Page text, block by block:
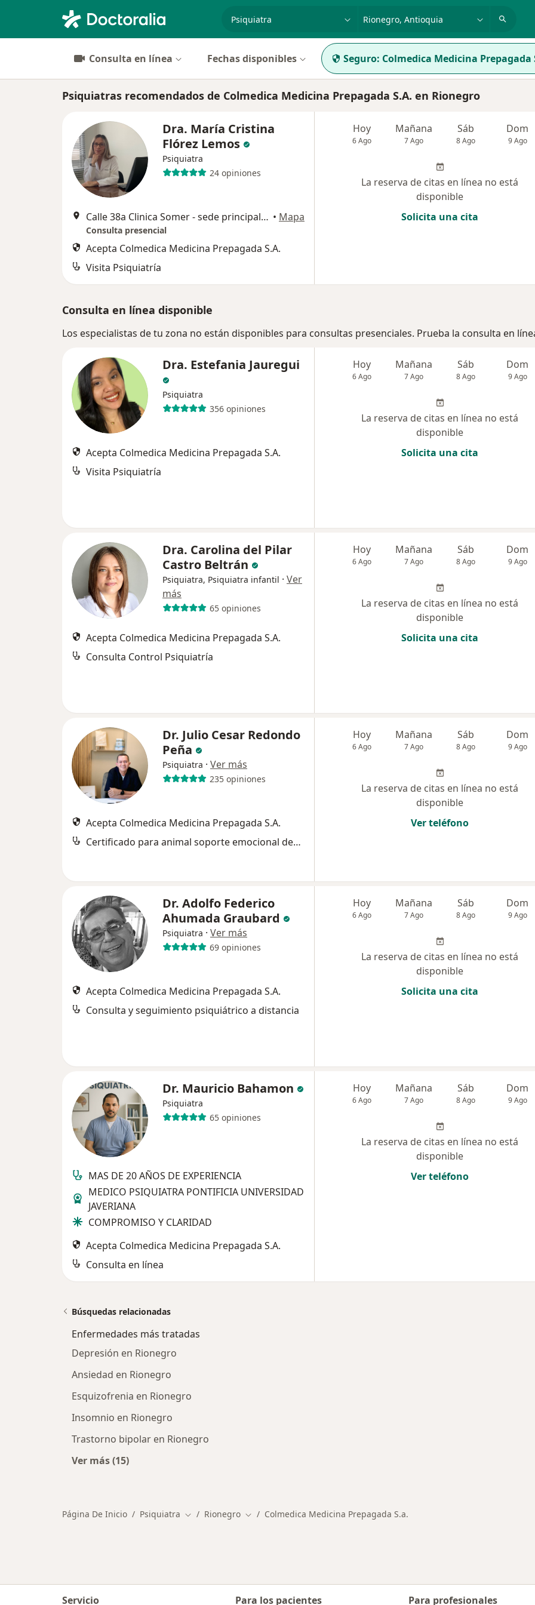
Consulta en línea Fechas disponibles Seguro: Colmedica Medicina Prepagada
Psiquiatras recomendados de Colmedica Medicina Prepagada S.A. en Rionegro
Dra. María Cristina
Flórez Lemos
Psiquiatra
24 opiniones
Calle 38a Clinica Somer - sede principal, Rionegro • Mapa
Consulta presencial
Acepta Colmedica Medicina Prepagada S.A.
Visita Psiquiatría
Hoy
6 Ago
Mañana
7 Ago
Sáb
8 Ago
Dom
9 Ago
La reserva de citas en línea no está
disponible
Solicita una cita
Consulta en línea disponible
Los especialistas de tu zona no están disponibles para consultas presenciales. Prueba la consulta en
Dra. Estefania Jauregui
Psiquiatra
356 opiniones
Acepta Colmedica Medicina Prepagada S.A.
Visita Psiquiatría
Hoy
6 Ago
Mañana
7 Ago
Sáb
8 Ago
Dom
9 Ago
La reserva de citas en línea no está
disponible
Solicita una cita
Dra. Carolina del Pilar
Castro Beltrán
Psiquiatra, Psiquiatra infantil · Ver
más
65 opiniones
Acepta Colmedica Medicina Prepagada S.A.
Consulta Control Psiquiatría
Hoy
6 Ago
Mañana
7 Ago
Sáb
8 Ago
Dom
9 Ago
La reserva de citas en línea no está
disponible
Solicita una cita
Dr. Julio Cesar Redondo
Peña
Psiquiatra · Ver más
235 opiniones
Acepta Colmedica Medicina Prepagada S.A.
Certificado para animal soporte emocional de viaje
Hoy
6 Ago
Mañana
7 Ago
Sáb
8 Ago
Dom
9 Ago
La reserva de citas en línea no está
disponible
Ver teléfono
Dr. Adolfo Federico
Ahumada Graubard
Psiquiatra · Ver más
69 opiniones
Acepta Colmedica Medicina Prepagada S.A.
Consulta y seguimiento psiquiátrico a distancia
Hoy
6 Ago
Mañana
7 Ago
Sáb
8 Ago
Dom
9 Ago
La reserva de citas en línea no está
disponible
Solicita una cita
Dr. Mauricio Bahamon
Psiquiatra
65 opiniones
MAS DE 20 AÑOS DE EXPERIENCIA
MEDICO PSIQUIATRA PONTIFICIA UNIVERSIDAD
JAVERIANA
COMPROMISO Y CLARIDAD
Acepta Colmedica Medicina Prepagada S.A.
Consulta en línea
Hoy
6 Ago
Mañana
7 Ago
Sáb
8 Ago
Dom
9 Ago
La reserva de citas en línea no está
disponible
Ver teléfono
Búsquedas relacionadas
Enfermedades más tratadas
Depresión en Rionegro
Ansiedad en Rionegro
Esquizofrenia en Rionegro
Insomnio en Rionegro
Trastorno bipolar en Rionegro
Ver más (15)
Página De Inicio Psiquiatra Cambiar de ciudad
Rionegro Cambiar de ciudad
Colmedica Medicina Prepagada S.a.
Servicio Para los pacientes Para profesionales